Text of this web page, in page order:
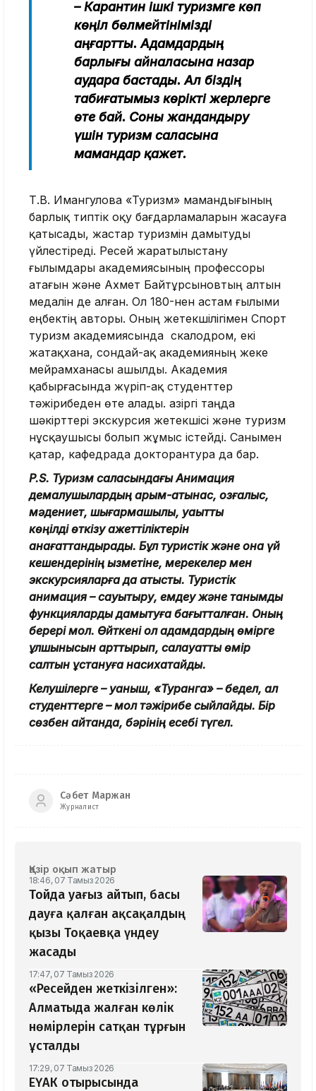
– Карантин ішкі туризмге көп
көңіл бөлмейтінімізді
аңғартты. Адамдардың
барлығы айналасына назар
аудара бастады. Ал біздің
табиғатымыз көрікті жерлерге
өте бай. Соны жандандыру
үшін туризм саласына
мамандар қажет.
Т.В. Имангулова «Туризм» мамандығының
барлық типтік оқу бағдарламаларын жасауға
қатысады, жастар туризмін дамытуды
үйлестіреді. Ресей жаратылыстану
ғылымдары академиясының профессоры
атағын және Ахмет Байтұрсыновтың алтын
медалін де алған. Ол 180-нен астам ғылыми
еңбектің авторы. Оның жетекшілігімен Спорт
туризм академиясында скалодром, екі
жатақхана, сондай-ақ академияның жеке
мейрамханасы ашылды. Академия
қабырғасында жүріп-ақ студенттер
тәжірибеден өте алады. Қазіргі таңда
шәкірттері экскурсия жетекшісі және туризм
нұсқаушысы болып жұмыс істейді. Санымен
қатар, кафедрада докторантура да бар.
P.S. Туризм саласындағы Анимация
демалушылардың қарым-қатынас, қозғалыс,
мәдениет, шығармашылық, уақытты
көңілді өткізу қажеттіліктерін
қанағаттандырады. Бұл туристік және қонақ үй
кешендерінің қызметіне, мерекелер мен
экскурсияларға да қатысты. Туристік
анимация – сауықтыру, емдеу және танымдық
функцияларды дамытуға бағытталған. Оның
берері мол. Өйткені ол адамдардың өмірге
құлшынысын арттырып, салауатты өмір
салтын ұстануға насихатайды.
Келушілерге – қуаныш, «Туранга» – бедел, ал
студенттерге – мол тәжірибе сыйлайды. Бір
сөзбен айтқанда, бәрінің есебі түгел.
Сәбет Маржан
Журналист
Қазір оқып жатыр
18:46, 07 Тамыз 2026
Тойда уағыз айтып, басы
дауға қалған ақсақалдың
қызы Тоқаевқа үндеу
жасады
17:47, 07 Тамыз 2026
«Ресейден жеткізілген»:
Алматыда жалған көлік
нөмірлерін сатқан тұрғын
ұсталды
17:29, 07 Тамыз 2026
ЕҮАК отырысында